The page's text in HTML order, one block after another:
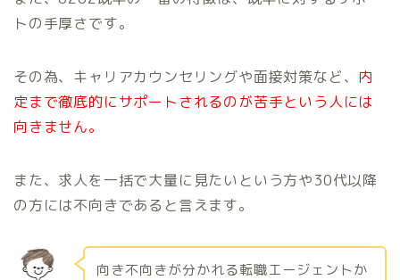
トの手厚さです。
その為、キャリアカウンセリングや面接対策など、 内
定まで徹底的にサポートされるのが苦手という人には
向きません。
また、求人を一括で大量に見たいという方や30代以降
の方には不向きであると言えます。
向き不向きが分かれる転職エージェントか